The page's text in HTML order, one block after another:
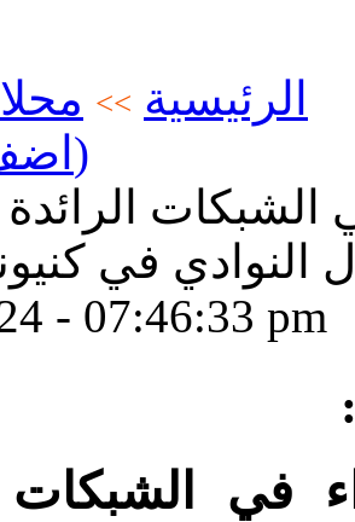
الرئيسية >>
(اضف تعقيب)
الرائدة
النوادي في
- 07:46:33 pm
في الشبكات